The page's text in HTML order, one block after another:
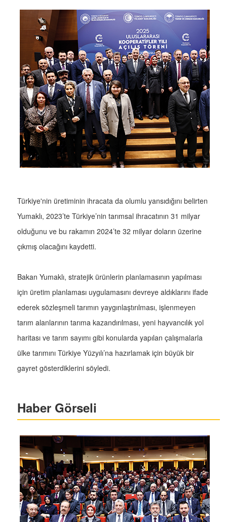
Türkiye'nin üretiminin ihracata da olumlu yansıdığını belirten
Yumaklı, 2023’te Türkiye’nin tarımsal ihracatının 31 milyar
olduğunu ve bu rakamın 2024’te 32 milyar doların üzerine
çıkmış olacağını kaydetti.
Bakan Yumaklı, stratejik ürünlerin planlamasının yapılması
için üretim planlaması uygulamasını devreye aldıklarını ifade
ederek sözleşmeli tarımın yaygınlaştırılması, işlenmeyen
tarım alanlarının tarıma kazandırılması, yeni hayvancılık yol
haritası ve tarım sayımı gibi konularda yapılan çalışmalarla
ülke tarımını Türkiye Yüzyılı’na hazırlamak için büyük bir
gayret gösterdiklerini söyledi.
Haber Görseli